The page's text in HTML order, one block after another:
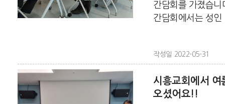
간담회를 가졌습니
간담회에서는 성인
작성일 2022-05-31
시흥교회에서 여
오셨어요!!